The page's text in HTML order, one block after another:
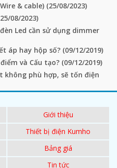
& cable) (25/08/2023)
25/08/2023)
Led cần sử dụng dimmer
áp hay hộp số? (09/12/2019)
và Cấu tạo? (09/12/2019)
không phù hợp, sẽ tốn điện
Giới thiệu
Thiết bị điện Kumho
Bảng giá
Tin tức